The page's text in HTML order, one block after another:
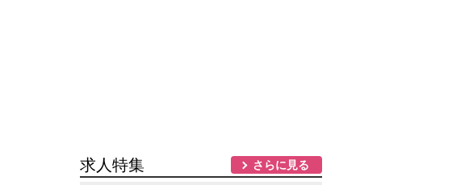
求人特集 さらに見る